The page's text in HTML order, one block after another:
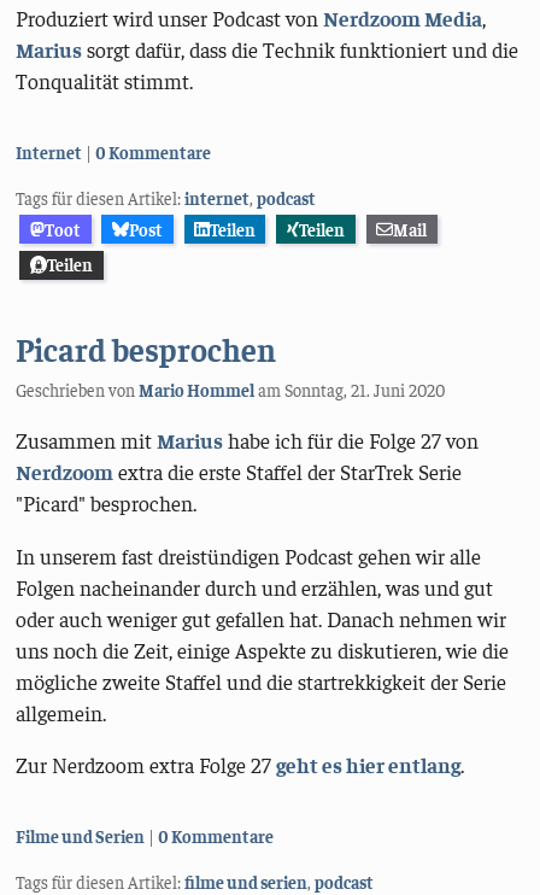
Produziert wird unser Podcast vonNerdzoom Media,
Mariussorgt dafür, dass die Technik funktioniert und die
Tonqualität stimmt.
Kategorien:
Internet 0 Kommentare
Tags für diesen Artikel:internet,podcast
Toot
Post Teilen Teilen
Mail
Teilen
Picard besprochen
Geschrieben vonMario HommelamSonntag, 21. Juni 2020
Zusammen mitMariushabe ich für die Folge 27 von
Nerdzoom extra die erste Staffel der StarTrek Serie
"Picard" besprochen.
In unserem fast dreistündigen Podcast gehen wir alle
Folgen nacheinander durch und erzählen, was und gut
oder auch weniger gut gefallen hat. Danach nehmen wir
uns noch die Zeit, einige Aspekte zu diskutieren, wie die
mögliche zweite Staffel und die startrekkigkeit der Serie
allgemein.
Zur Nerdzoom extra Folge 27geht es hier entlang.
Kategorien:
Filme und Serien 0 Kommentare
Tags für diesen Artikel:filme und serien,podcast